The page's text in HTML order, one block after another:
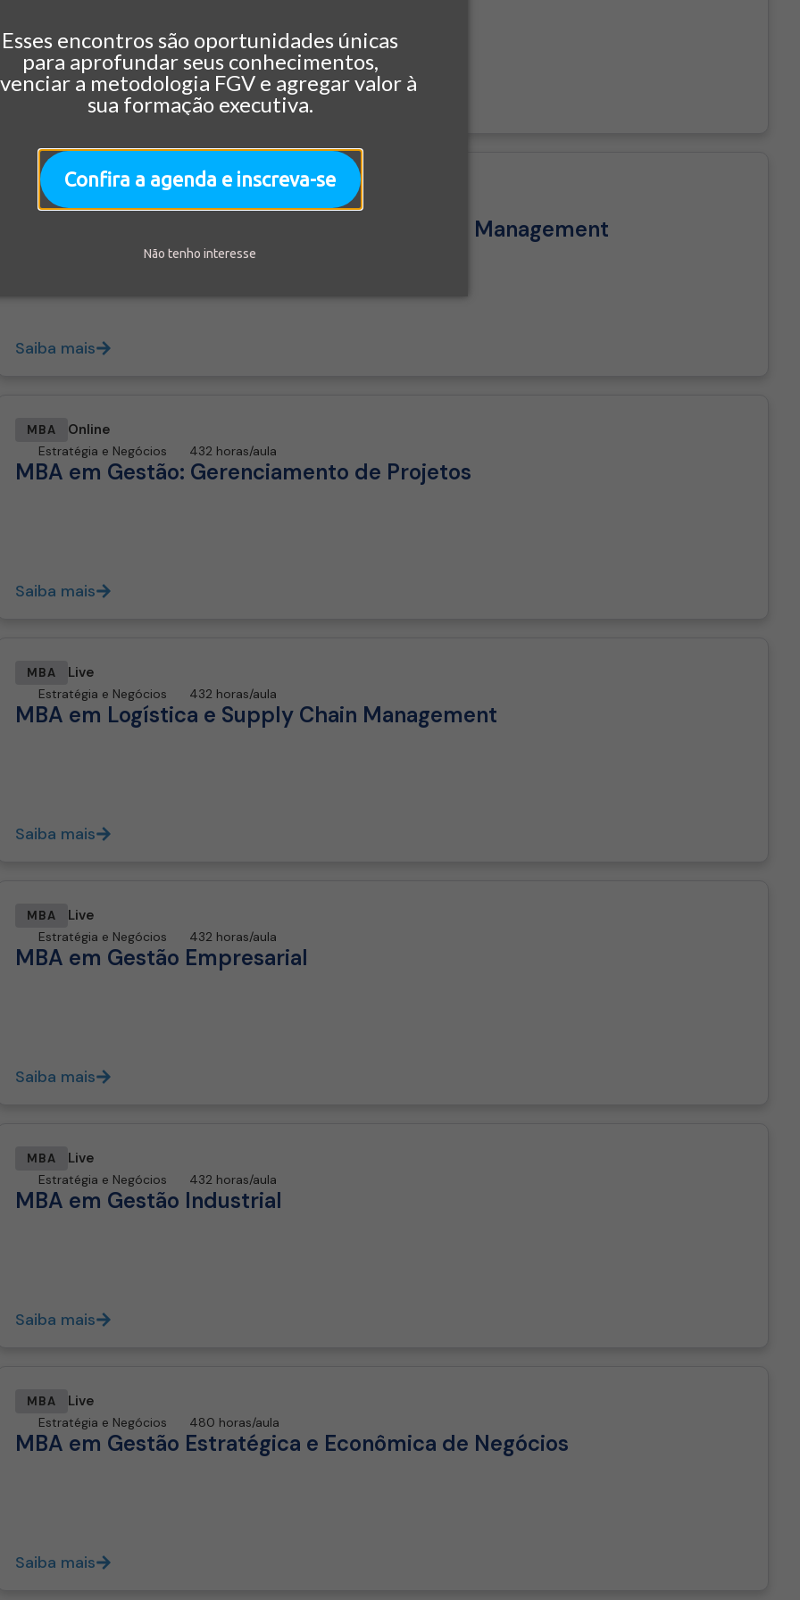
Esses encontros são oportunidades únicas
para aprofundar seus conhecimentos,
a metodologia FGV e agregar valor à
sua formação executiva.
Confira a agenda e inscreva-se
Não tenho interesse
Saiba mais
PÓS-GRADUAÇÃO Online
Estratégia e Negócios 432 horas/aula
Pós-Graduação em Logística e Supply Chain Management
Saiba mais
MBA Online
Estratégia e Negócios 432 horas/aula
MBA em Gestão: Gerenciamento de Projetos
Saiba mais
MBA Live
Estratégia e Negócios 432 horas/aula
MBA em Logística e Supply Chain Management
Saiba mais
MBA Live
Estratégia e Negócios 432 horas/aula
MBA em Gestão Empresarial
Saiba mais
MBA Live
Estratégia e Negócios 432 horas/aula
MBA em Gestão Industrial
Saiba mais
MBA Live
Estratégia e Negócios 480 horas/aula
MBA em Gestão Estratégica e Econômica de Negócios
Saiba mais